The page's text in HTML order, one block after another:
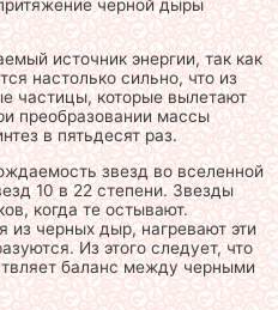
черной дыры
источник энергии, так как
настолько сильно, что из
частицы, которые вылетают
преобразовании массы
в пятьдесят раз.
звезд во вселенной
10 в 22 степени. Звезды
когда те остывают.
из черных дыр, нагревают эти
Из этого следует, что
баланс между черными